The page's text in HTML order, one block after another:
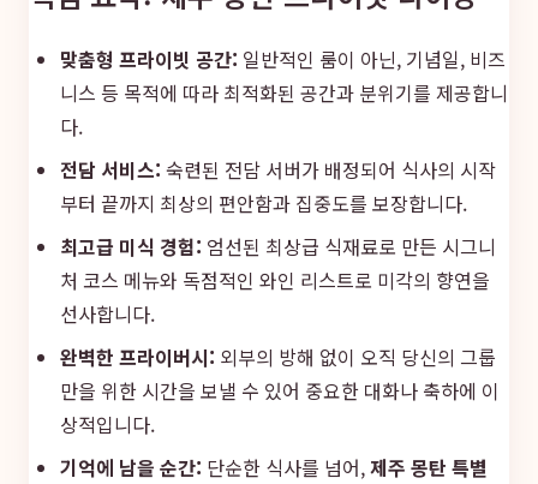
맞춤형 프라이빗 공간: 일반적인 룸이 아닌, 기념일, 비즈
니스 등 목적에 따라 최적화된 공간과 분위기를 제공합니
다.
전담 서비스: 숙련된 전담 서버가 배정되어 식사의 시작
부터 끝까지 최상의 편안함과 집중도를 보장합니다.
최고급 미식 경험: 엄선된 최상급 식재료로 만든 시그니
처 코스 메뉴와 독점적인 와인 리스트로 미각의 향연을
선사합니다.
완벽한 프라이버시: 외부의 방해 없이 오직 당신의 그룹
만을 위한 시간을 보낼 수 있어 중요한 대화나 축하에 이
상적입니다.
기억에 남을 순간: 단순한 식사를 넘어,제주 몽탄 특별